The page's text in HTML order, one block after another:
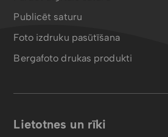
Publicēt saturu
Foto izdruku pasūtīšana
Bergafoto drukas produkti
Lietotnes un rīki